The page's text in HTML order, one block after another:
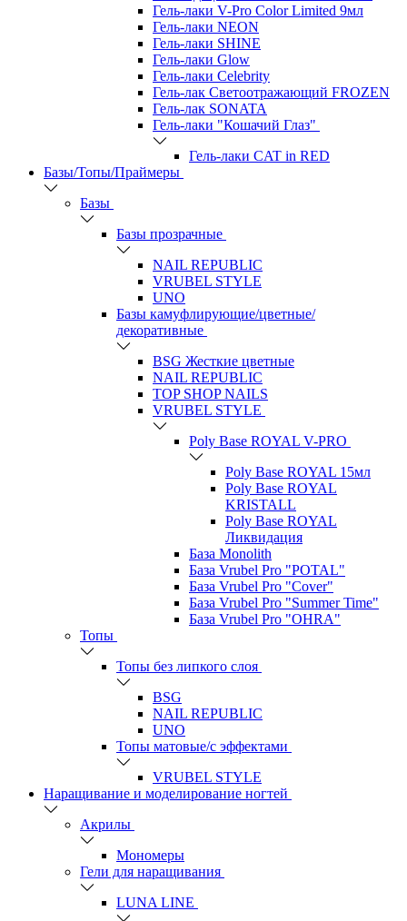
Гель-лаки V-Pro Color Limited 9мл
Гель-лаки NEON
Гель-лаки SHINE
Гель-лаки Glow
Гель-лаки Celebrity
Гель-лак Светоотражающий FROZEN
Гель-лак SONATA
Гель-лаки "Кошачий Глаз"
Гель-лаки CAT in RED
Базы/Топы/Праймеры
Базы
Базы прозрачные
NAIL REPUBLIC
VRUBEL STYLE
UNO
Базы камуфлирующие/цветные/
декоративные
BSG Жесткие цветные
NAIL REPUBLIC
TOP SHOP NAILS
VRUBEL STYLE
Poly Base ROYAL V-PRO
Poly Base ROYAL 15мл
Poly Base ROYAL
KRISTALL
Poly Base ROYAL
Ликвидация
База Monolith
База Vrubel Pro "POTAL"
База Vrubel Pro "Сover"
База Vrubel Pro "Summer Time"
База Vrubel Pro "OHRA"
Топы
Топы без липкого слоя
BSG
NAIL REPUBLIC
UNO
Топы матовые/с эффектами
VRUBEL STYLE
Наращивание и моделирование ногтей
Акрилы
Мономеры
Гели для наращивания
LUNA LINE